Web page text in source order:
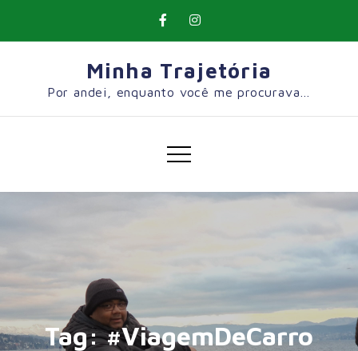
Minha Trajetória
Por andei, enquanto você me procurava…
Tag:#ViagemDeCarro